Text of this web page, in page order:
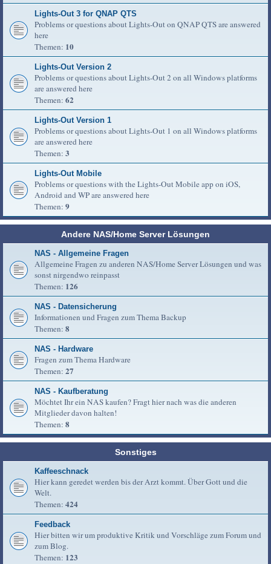
Lights-Out 3 for QNAP QTS
Problems or questions about Lights-Out on QNAP QTS are answered
here
Themen: 10
Lights-Out Version 2
Problems or questions about Lights-Out 2 on all Windows platforms
are answered here
Themen: 62
Lights-Out Version 1
Problems or questions about Lights-Out 1 on all Windows platforms
are answered here
Themen: 3
Lights-Out Mobile
Problems or questions with the Lights-Out Mobile app on iOS,
Android and WP are answered here
Themen: 9
Andere NAS/Home Server Lösungen
NAS - Allgemeine Fragen
Allgemeine Fragen zu anderen NAS/Home Server Lösungen und was
sonst nirgendwo reinpasst
Themen: 126
NAS - Datensicherung
Informationen und Fragen zum Thema Backup
Themen: 8
NAS - Hardware
Fragen zum Thema Hardware
Themen: 27
NAS - Kaufberatung
Möchtet Ihr ein NAS kaufen? Fragt hier nach was die anderen
Mitglieder davon halten!
Themen: 8
Sonstiges
Kaffeeschnack
Hier kann geredet werden bis der Arzt kommt. Über Gott und die
Welt.
Themen: 424
Feedback
Hier bitten wir um produktive Kritik und Vorschläge zum Forum und
zum Blog.
Themen: 123